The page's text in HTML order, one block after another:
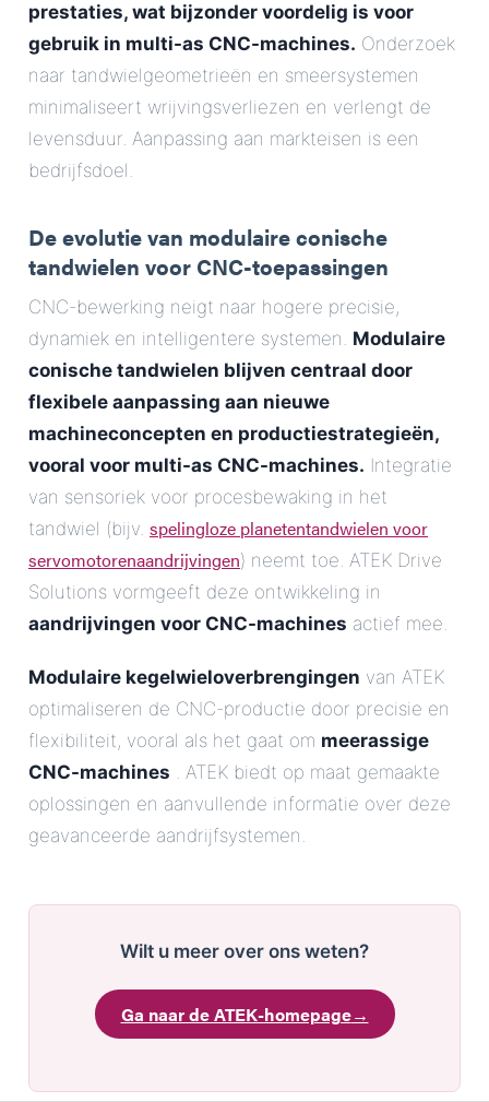
prestaties, wat bijzonder voordelig is voor
gebruik in multi-as CNC-machines. Onderzoek
naar tandwielgeometrieën en smeersystemen
minimaliseert wrijvingsverliezen en verlengt de
levensduur. Aanpassing aan markteisen is een
bedrijfsdoel.
De evolutie van modulaire conische
tandwielen voor CNC-toepassingen
CNC-bewerking neigt naar hogere precisie,
dynamiek en intelligentere systemen. Modulaire
conische tandwielen blijven centraal door
flexibele aanpassing aan nieuwe
machineconcepten en productiestrategieën,
vooral voor multi-as CNC-machines. Integratie
van sensoriek voor procesbewaking in het
tandwiel (bijv. spelingloze planetentandwielen voor
servomotorenaandrijvingen) neemt toe. ATEK Drive
Solutions vormgeeft deze ontwikkeling in
aandrijvingen voor CNC-machines actief mee.
Modulaire kegelwieloverbrengingen van ATEK
optimaliseren de CNC-productie door precisie en
flexibiliteit, vooral als het gaat om meerassige
CNC-machines . ATEK biedt op maat gemaakte
oplossingen en aanvullende informatie over deze
geavanceerde aandrijfsystemen.
Wilt u meer over ons weten?
Ga naar de ATEK-homepage→